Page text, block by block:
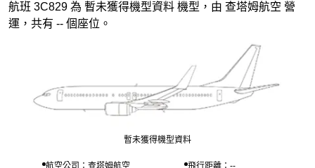
航班 3C829 為 暫未獲得機型資料 機型，由 查塔姆航空 營
運，共有 -- 個座位。
暫未獲得機型資料